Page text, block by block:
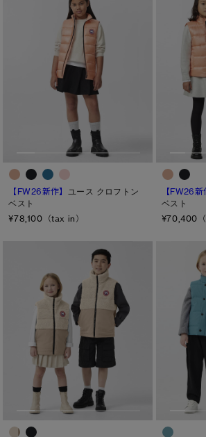
TEI5：-30℃以下
XL
S/M
L/XL
ONESIZE
カラー
グリーン系
グレー系
レッド系
ホワイト系
イエロー系
プリント/その他
ピンク系
ウエスト
【FW26新作】 ユース クロフトン
ベスト
¥78,100（tax in）
【FW26新
ベスト
¥70,400（